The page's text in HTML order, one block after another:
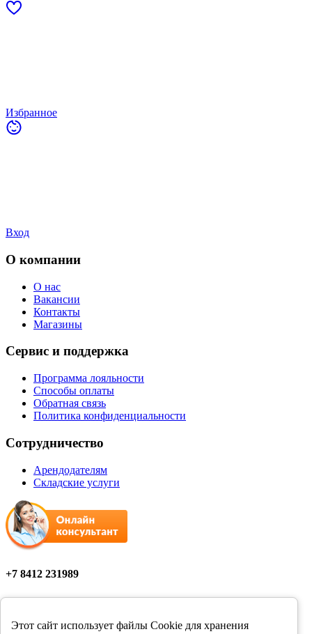
Этот сайт использует файлы Cookie для хранения
Избранное
Вход
О компании
О нас
Вакансии
Контакты
Магазины
Сервис и поддержка
Программа лояльности
Способы оплаты
Обратная связь
Политика конфиденциальности
Сотрудничество
Арендодателям
Складские услуги
+7 8412 231989
Мы в соцсетях